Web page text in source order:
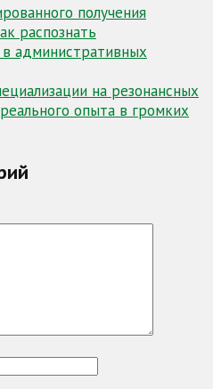
получения
распознать
административных
на резонансных
опыта в громких